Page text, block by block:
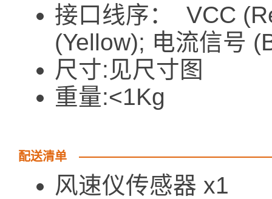
接口线序： VCC
(Yellow); 电流信号
尺寸:见尺寸图
重量:<1Kg
配送清单
风速仪传感器 x1